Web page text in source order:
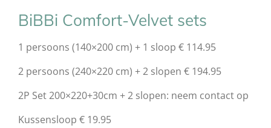
BiBBi Comfort-Velvet sets
1 persoons (140×200 cm) + 1 sloop € 114.95
2 persoons (240×220 cm) + 2 slopen € 194.95
2P Set 200×220+30cm + 2 slopen: neem contact op
Kussensloop € 19.95